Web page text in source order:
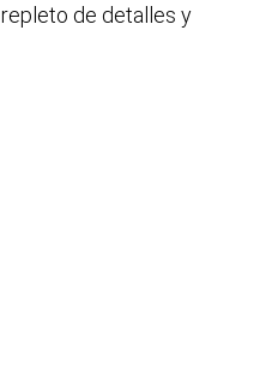
repleto de detalles y